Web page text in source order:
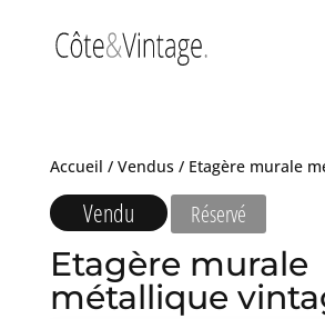
Accueil / Vendus/ Etagère murale
Vendu Réservé
Etagère murale
métallique